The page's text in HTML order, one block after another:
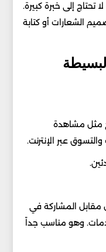
تحتاج إلى خبرة كبيرة.
الشعارات أو كتابة
مثل مشاهدة
عبر الإنترنت.
المشاركة في
وهو مناسب جداً